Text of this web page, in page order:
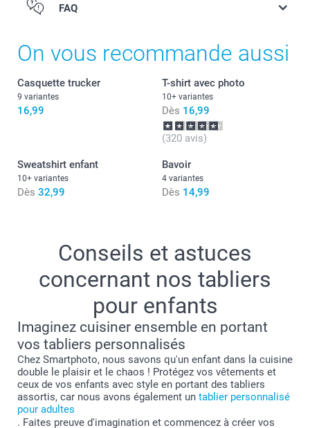
FAQ
On vous recommande aussi
Casquette trucker
9 variantes
16,99
T-shirt avec photo
10+ variantes
Dès 16,99
(320 avis)
Sweatshirt enfant
10+ variantes
Dès 32,99
Bavoir
4 variantes
Dès 14,99
Conseils et astuces
concernant nos tabliers
pour enfants
Imaginez cuisiner ensemble en portant
vos tabliers personnalisés
Chez Smartphoto, nous savons qu'un enfant dans la cuisine
double le plaisir et le chaos ! Protégez vos vêtements et
ceux de vos enfants avec style en portant des tabliers
assortis, car nous avons également un tablier personnalisé
pour adultes
. Faites preuve d'imagination et commencez à créer vos